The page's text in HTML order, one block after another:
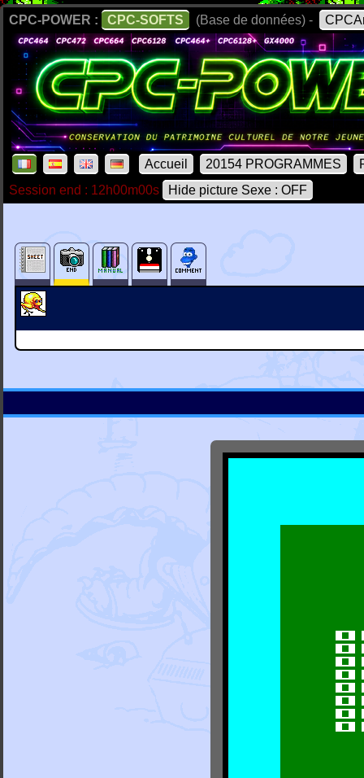
CPC-POWER : CPC-SOFTS (Base de données) -
Accueil 20154 PROGRAMMES
Session end : 12h00m00s
Hide picture Sexe : OFF